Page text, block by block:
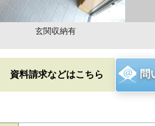
玄関収納有
資料請求などはこちら 問